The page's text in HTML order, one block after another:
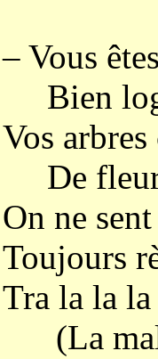
– Vous
Bien
Vos
De
On ne
Toujours
Tra la la
(La